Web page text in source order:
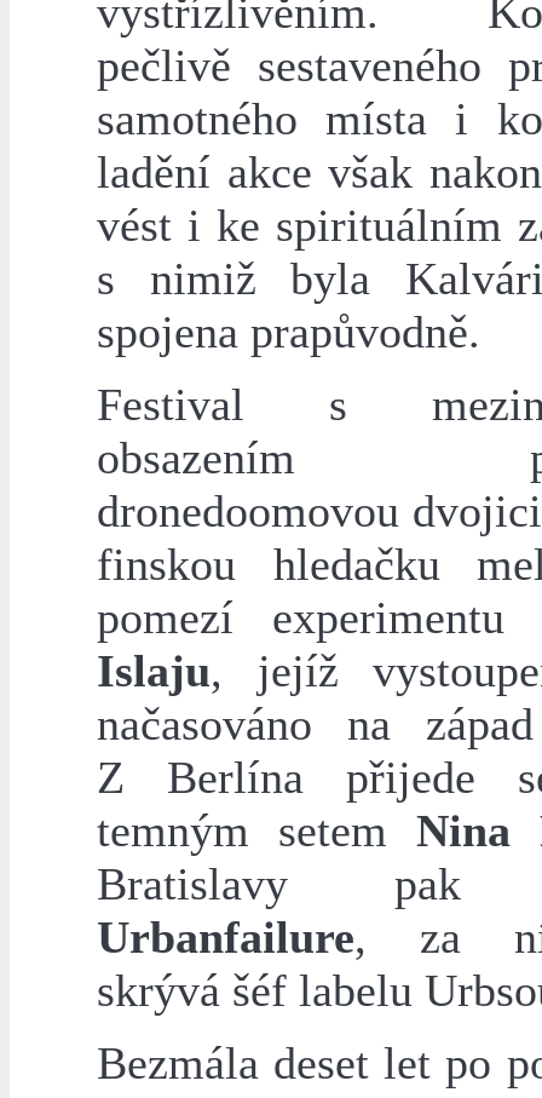
vystřízlivěním.
pečlivě sestaveného
samotného místa i
ladění akce však
vést i ke spirituálním
s nimiž byla
spojena prapůvodně.
Festival s
obsazením
dronedoomovou
finskou hledačku
pomezí
Islaju, jejíž
načasováno na
Z Berlína přijede
temným setemNina
Bratislavy pak
Urbanfailure, za
skrývá šéf labelu
Bezmála deset let po